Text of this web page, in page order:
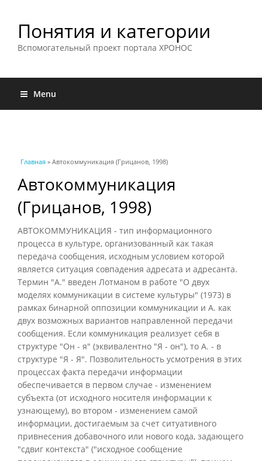
Понятия и категории
Вспомогательный проект портала ХРОНОС
Menu
Вы здесь
Главная » Автокоммуникация (Грицанов, 1998)
Автокоммуникация
(Грицанов, 1998)
АВТОКОММУНИКАЦИЯ - тип информационного
процесса в культуре, организованный как такая
передача сообщения, исходным условием которой
является ситуация совпадения адресата и адресанта.
Термин "А." введен Лотманом в работе "О двух
моделях коммуникации в системе культуры" (1973) в
рамках бинарной оппозиции коммуникации и А. как
двух возможных вариантов направленной передачи
сообщения. Если коммуникация реализует себя в
структуре "Он - я" (эквивалентно "Я - он"), то А. - в
структуре "Я - Я". Позволительность усмотрения в этих
процессах факта передачи информации
обеспечивается в первом случае - изменением
субъекта (от исходного носителя информации к
узнающему), во втором - изменением самой
информации, достигаемым за счет ситуативного
привнесения добавочного или нового кода, задающего
"сдвиг контекста" ("исходное сообщение